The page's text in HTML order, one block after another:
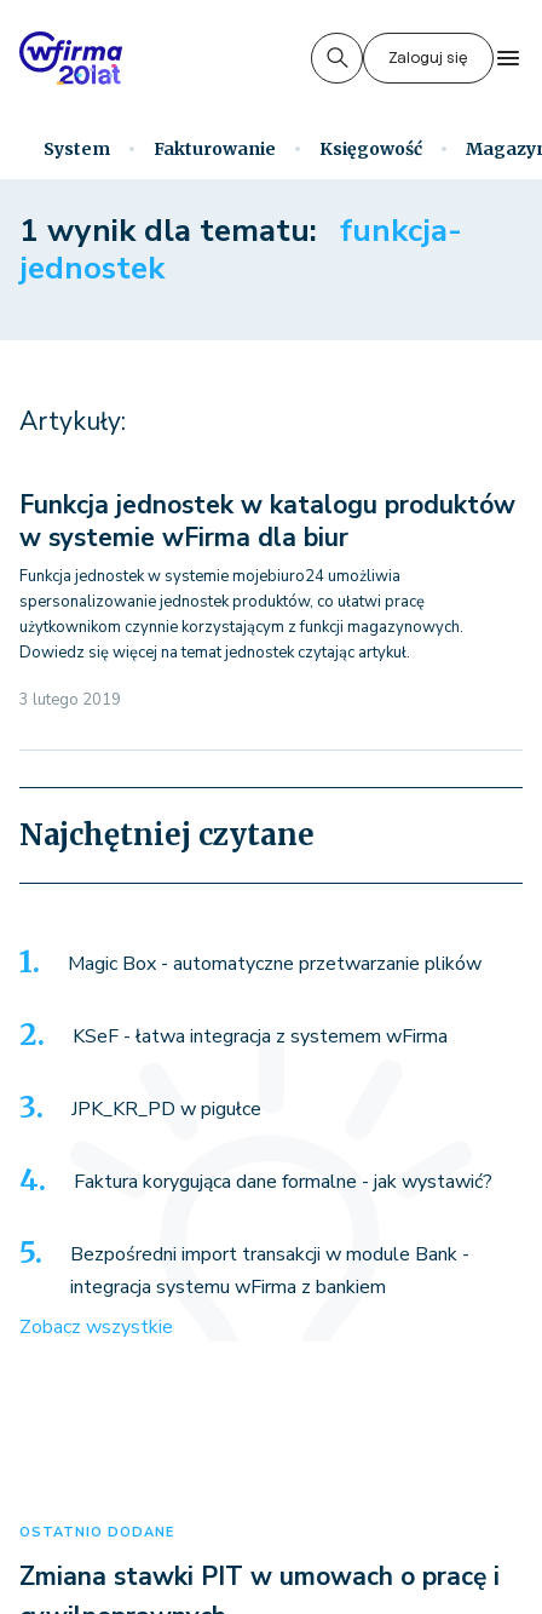
Zaloguj się
System Fakturowanie Księgowość
1 wynik dla tematu: funkcja-
jednostek
Artykuły:
Funkcja jednostek w katalogu produktów
w systemie wFirma dla biur
Funkcja jednostek w systemie mojebiuro24 umożliwia
spersonalizowanie jednostek produktów, co ułatwi pracę
użytkownikom czynnie korzystającym z funkcji magazynowych.
Dowiedz się więcej na temat jednostek czytając artykuł.
3 lutego 2019
Najchętniej czytane
Magic Box - automatyczne przetwarzanie plików
KSeF - łatwa integracja z systemem wFirma
JPK_KR_PD w pigułce
Faktura korygująca dane formalne - jak wystawić?
Bezpośredni import transakcji w module Bank -
integracja systemu wFirma z bankiem
Zobacz wszystkie
OSTATNIO DODANE
Zmiana stawki PIT w umowach o pracę i